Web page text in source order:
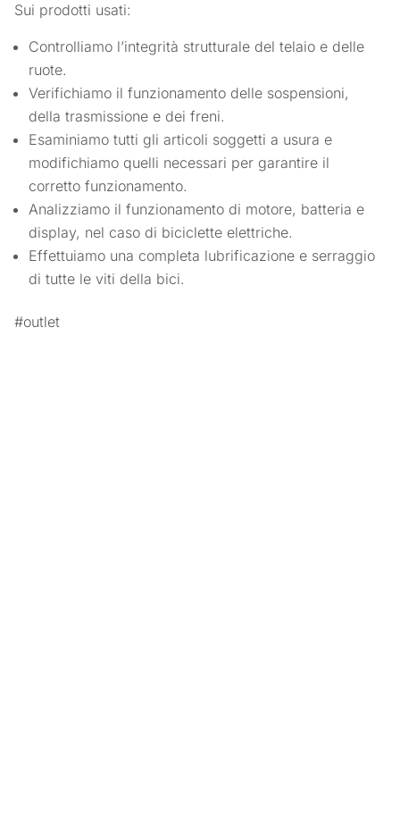
Sui prodotti usati:
Controlliamo l’integrità strutturale del telaio e delle
ruote.
Verifichiamo il funzionamento delle sospensioni,
della trasmissione e dei freni.
Esaminiamo tutti gli articoli soggetti a usura e
modifichiamo quelli necessari per garantire il
corretto funzionamento.
Analizziamo il funzionamento di motore, batteria e
display, nel caso di biciclette elettriche.
Effettuiamo una completa lubrificazione e serraggio
di tutte le viti della bici.
#outlet